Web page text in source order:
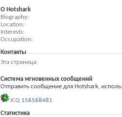
О Hotshark
Biography
Location
Interests
Occupation
Контакты
Эта страница
Система мгновенных сообщений
Отправить сообщение для Hotshark,
ICQ 156568481
Статистика